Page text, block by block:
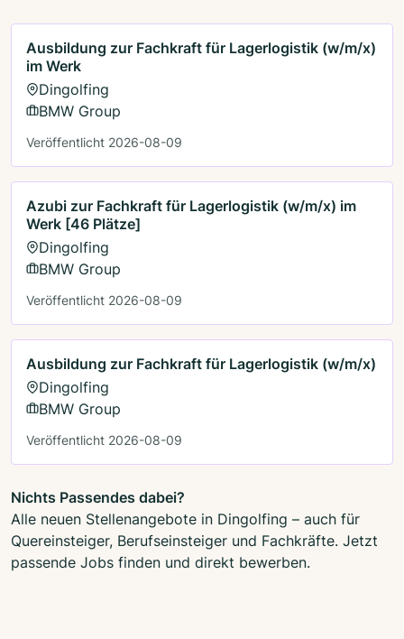
Ausbildung zur Fachkraft für Lagerlogistik (w/m/x)
im Werk
Dingolfing
BMW Group
Veröffentlicht 2026-08-09
Azubi zur Fachkraft für Lagerlogistik (w/m/x) im
Werk [46 Plätze]
Dingolfing
BMW Group
Veröffentlicht 2026-08-09
Ausbildung zur Fachkraft für Lagerlogistik (w/m/x)
Dingolfing
BMW Group
Veröffentlicht 2026-08-09
Nichts Passendes dabei?
Alle neuen Stellenangebote in Dingolfing – auch für
Quereinsteiger, Berufseinsteiger und Fachkräfte. Jetzt
passende Jobs finden und direkt bewerben.